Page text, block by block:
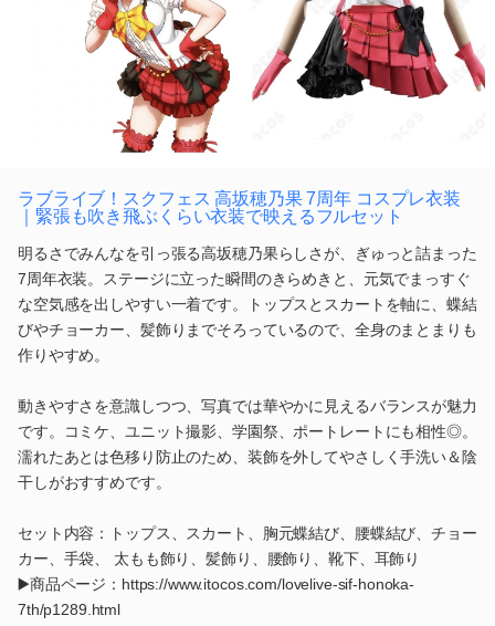
ラブライブ！スクフェス 高坂穂乃果 7周年 コスプレ衣装
｜緊張も吹き飛ぶくらい衣装で映えるフルセット
明るさでみんなを引っ張る高坂穂乃果らしさが、ぎゅっと詰まった
7周年衣装。ステージに立った瞬間のきらめきと、元気でまっすぐ
な空気感を出しやすい一着です。トップスとスカートを軸に、蝶結
びやチョーカー、髪飾りまでそろっているので、全身のまとまりも
作りやすめ。
動きやすさを意識しつつ、写真では華やかに見えるバランスが魅力
です。コミケ、ユニット撮影、学園祭、ポートレートにも相性◎。
濡れたあとは色移り防止のため、装飾を外してやさしく手洗い＆陰
干しがおすすめです。
セット内容：トップス、スカート、胸元蝶結び、腰蝶結び、チョー
カー、手袋、 太もも飾り、髪飾り、腰飾り、靴下、耳飾り
▶️商品ページ：https://www.itocos.com/lovelive-sif-honoka-
7th/p1289.html